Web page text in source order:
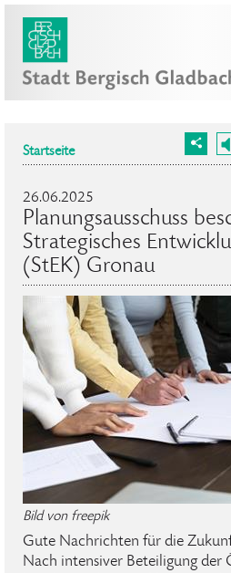
Startseite
26.06.2025
Planungsausschuss
Strategisches
(StEK) Gronau
Bild von freepik
Gute Nachrichten für die
Nach intensiver Beteiligung der